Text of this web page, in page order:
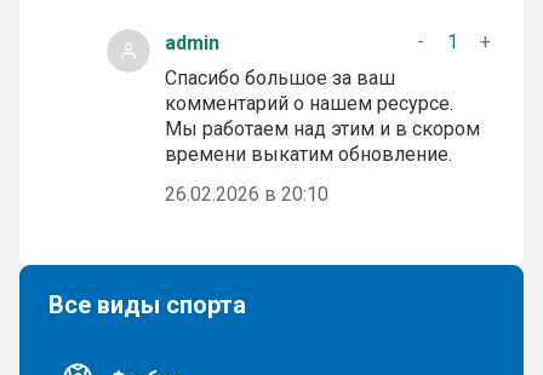
admin - 1
+
Спасибо большое за ваш
комментарий о нашем ресурсе.
Мы работаем над этим и в скором
времени выкатим обновление.
26.02.2026 в 20:10
Все виды спорта